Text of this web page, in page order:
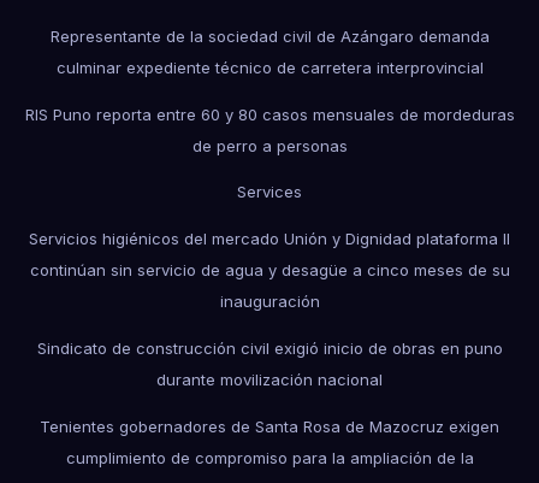
Representante de la sociedad civil de Azángaro demanda
culminar expediente técnico de carretera interprovincial
RIS Puno reporta entre 60 y 80 casos mensuales de mordeduras
de perro a personas
Services
Servicios higiénicos del mercado Unión y Dignidad plataforma II
continúan sin servicio de agua y desagüe a cinco meses de su
inauguración
Sindicato de construcción civil exigió inicio de obras en puno
durante movilización nacional
Tenientes gobernadores de Santa Rosa de Mazocruz exigen
cumplimiento de compromiso para la ampliación de la